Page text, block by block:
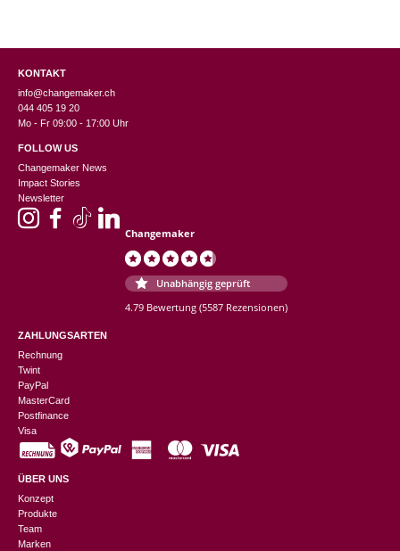
KONTAKT
info@changemaker.ch
044 405 19 20
Mo - Fr 09:00 - 17:00 Uhr
FOLLOW US
Changemaker News
Impact Stories
Newsletter
Changemaker
Unabhängig geprüft
4.79 Bewertung (5587 Rezensionen)
ZAHLUNGSARTEN
Rechnung
Twint
PayPal
MasterCard
Postfinance
Visa
ÜBER UNS
Konzept
Produkte
Team
Marken